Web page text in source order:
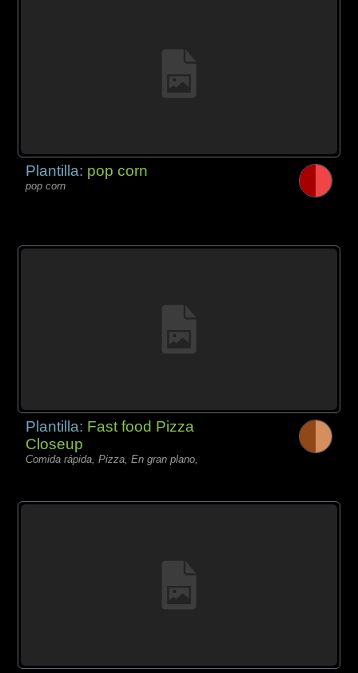
Plantilla: pop corn
pop corn
Plantilla: Fast food Pizza
Closeup
Comida rápida, Pizza, En gran plano,